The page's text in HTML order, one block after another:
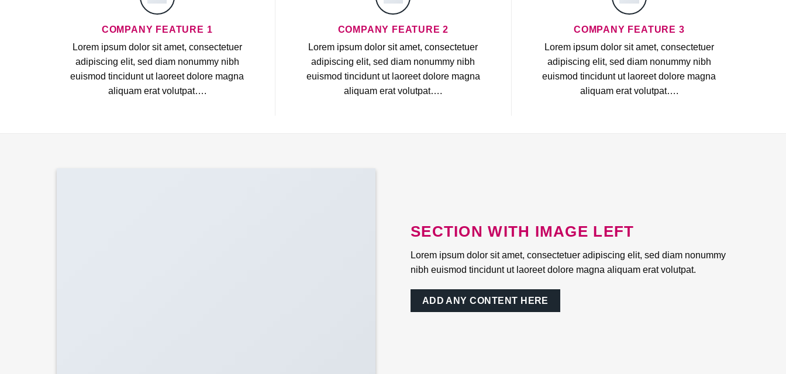
COMPANY FEATURE 1
Lorem ipsum dolor sit amet, consectetuer
adipiscing elit, sed diam nonummy nibh
euismod tincidunt ut laoreet dolore magna
aliquam erat volutpat….
COMPANY FEATURE 2
Lorem ipsum dolor sit amet, consectetuer
adipiscing elit, sed diam nonummy nibh
euismod tincidunt ut laoreet dolore magna
aliquam erat volutpat….
COMPANY FEATURE 3
Lorem ipsum dolor sit amet, consectetuer
adipiscing elit, sed diam nonummy nibh
euismod tincidunt ut laoreet dolore magna
aliquam erat volutpat….
SECTION WITH IMAGE LEFT
Lorem ipsum dolor sit amet, consectetuer adipiscing elit, sed diam nonummy
nibh euismod tincidunt ut laoreet dolore magna aliquam erat volutpat.
ADD ANY CONTENT HERE